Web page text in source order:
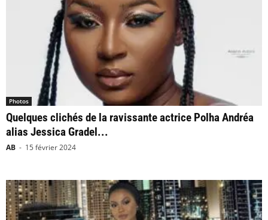
Photos
Quelques clichés de la ravissante actrice Polha Andréa
alias Jessica Gradel...
AB - 15 février 2024